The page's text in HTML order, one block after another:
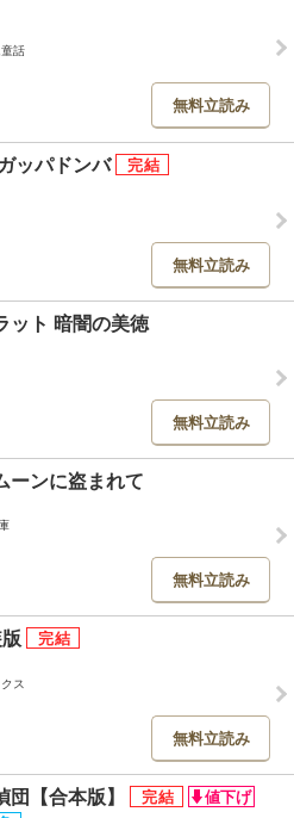
話
無料立読み
ッパドンバ
無料立読み
ット 暗闇の美徳
無料立読み
ーンに盗まれて
無料立読み
ス
無料立読み
団【合本版】